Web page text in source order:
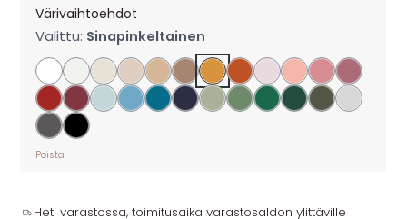
Värivaihtoehdot
Valittu: Sinapinkeltainen
Poista
Heti varastossa, toimitusaika varastosaldon ylittäville